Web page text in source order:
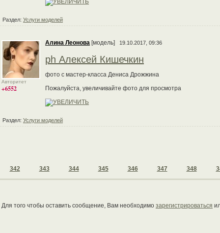
Раздел: Услуги моделей
Авторитет
+6552
Алина Леонова [модель] 19.10.2017, 09:36
ph Алексей Кишечкин
фото с мастер-класса Дениса Дрожжина
Пожалуйста, увеличивайте фото для просмотра
Раздел: Услуги моделей
342 343 344 345 346 347 348
Для того чтобы оставить сообщение, Вам необходимо зарегистрироваться